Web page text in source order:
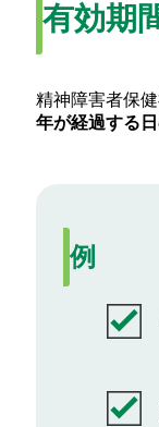
有効期
精神障害者保
年が経過する
例